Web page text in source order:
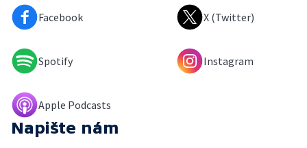
Facebook X (Twitter)
Spotify Instagram
Apple Podcasts
Napište nám